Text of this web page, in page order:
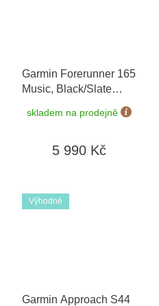
Garmin Forerunner 165
Music, Black/Slate
+
možnost výměny do 90
skladem na prodejně
5 990 Kč
Výhodné
Garmin Approach S44